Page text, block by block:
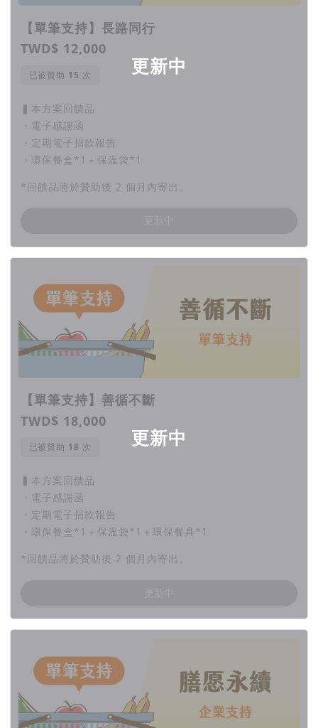
更新中
【單筆支持】長路同行
TWD$ 12,000
已被贊助 次
▍本方案回饋品
・電子感謝函
・定期電子捐款報告
・環保餐盒*1＋保溫袋*1
*回饋品將於贊助後 2 個月內寄出。
更新中
【單筆支持】善循不斷
TWD$ 18,000
已被贊助 次
▍本方案回饋品
・電子感謝函
・定期電子捐款報告
・環保餐盒*1＋保溫袋*1＋環保餐具*1
*回饋品將於贊助後 2 個月內寄出。